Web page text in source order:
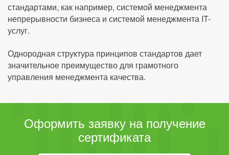
стандартами, как например, системой менеджмента
непрерывности бизнеса и системой менеджмента IT-
услуг.
Однородная структура принципов стандартов дает
значительное преимущество для грамотного
управления менеджмента качества.
Оформить заявку на получение
сертификата